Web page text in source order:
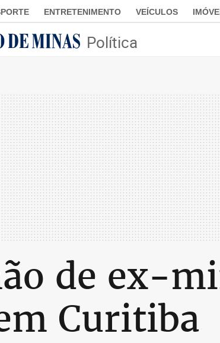
ENTRETENIMENTO VEÍCULOS
Política
de ex-
Curitiba